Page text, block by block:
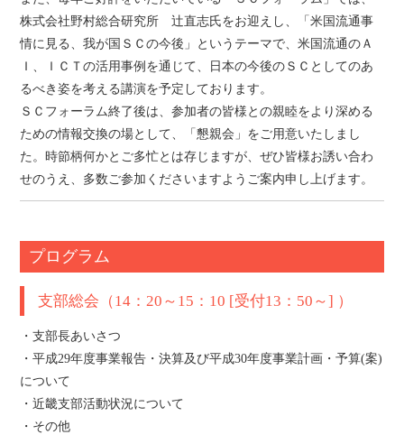
株式会社野村総合研究所 辻直志氏をお迎えし、「米国流通事
情に見る、我が国ＳＣの今後」というテーマで、米国流通のＡ
Ｉ、ＩＣＴの活用事例を通じて、日本の今後のＳＣとしてのあ
るべき姿を考える講演を予定しております。
ＳＣフォーラム終了後は、参加者の皆様との親睦をより深める
ための情報交換の場として、「懇親会」をご用意いたしまし
た。時節柄何かとご多忙とは存じますが、ぜひ皆様お誘い合わ
せのうえ、多数ご参加くださいますようご案内申し上げます。
プログラム
支部総会（14：20～15：10 [受付13：50～] ）
・支部長あいさつ
・平成29年度事業報告・決算及び平成30年度事業計画・予算(案)
について
・近畿支部活動状況について
・その他